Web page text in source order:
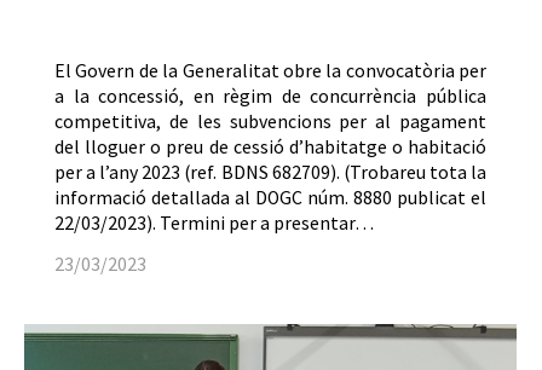
El Govern de la Generalitat obre la convocatòria per
a la concessió, en règim de concurrència pública
competitiva, de les subvencions per al pagament
del lloguer o preu de cessió d’habitatge o habitació
per a l’any 2023 (ref. BDNS 682709). (Trobareu tota la
informació detallada al DOGC núm. 8880 publicat el
22/03/2023). Termini per a presentar…
23/03/2023